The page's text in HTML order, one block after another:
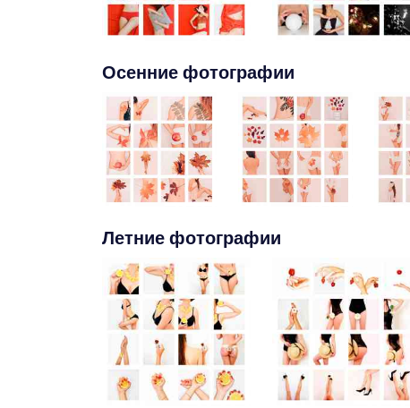
Осенние фотографии
Летние фотографии